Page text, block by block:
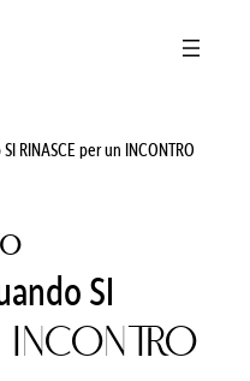
RINASCE per un INCONTRO
SI